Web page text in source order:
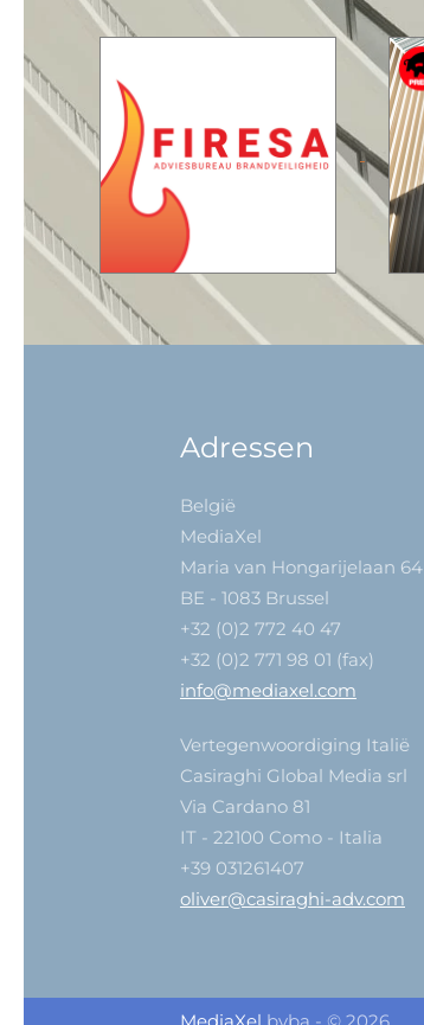
Adressen
België
MediaXel
Maria van Hongarijelaan 64
BE - 1083 Brussel
+32 (0)2 772 40 47
+32 (0)2 771 98 01 (fax)
info@mediaxel.com
Vertegenwoordiging Italië
Casiraghi Global Media srl
Via Cardano 81
IT - 22100 Como - Italia
+39 031261407
oliver@casiraghi-adv.com